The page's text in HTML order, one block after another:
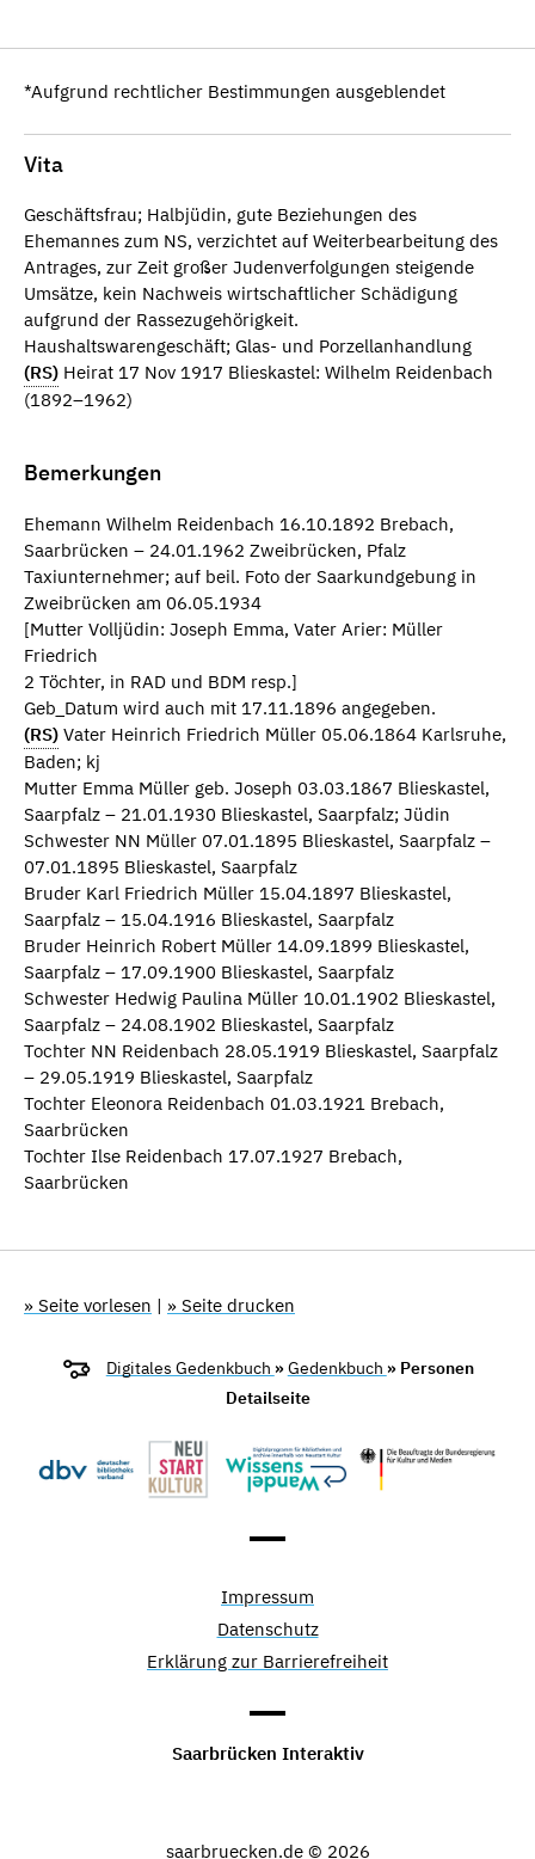
*Aufgrund rechtlicher Bestimmungen ausgeblendet
Vita
Geschäftsfrau; Halbjüdin, gute Beziehungen des
Ehemannes zum NS, verzichtet auf Weiterbearbeitung des
Antrages, zur Zeit großer Judenverfolgungen steigende
Umsätze, kein Nachweis wirtschaftlicher Schädigung
aufgrund der Rassezugehörigkeit.
Haushaltswarengeschäft; Glas- und Porzellanhandlung
(RS) Heirat 17 Nov 1917 Blieskastel: Wilhelm Reidenbach
(1892–1962)
Bemerkungen
Ehemann Wilhelm Reidenbach 16.10.1892 Brebach,
Saarbrücken – 24.01.1962 Zweibrücken, Pfalz
Taxiunternehmer; auf beil. Foto der Saarkundgebung in
Zweibrücken am 06.05.1934
[Mutter Volljüdin: Joseph Emma, Vater Arier: Müller
Friedrich
2 Töchter, in RAD und BDM resp.]
Geb_Datum wird auch mit 17.11.1896 angegeben.
(RS) Vater Heinrich Friedrich Müller 05.06.1864 Karlsruhe,
Baden; kj
Mutter Emma Müller geb. Joseph 03.03.1867 Blieskastel,
Saarpfalz – 21.01.1930 Blieskastel, Saarpfalz; Jüdin
Schwester NN Müller 07.01.1895 Blieskastel, Saarpfalz –
07.01.1895 Blieskastel, Saarpfalz
Bruder Karl Friedrich Müller 15.04.1897 Blieskastel,
Saarpfalz – 15.04.1916 Blieskastel, Saarpfalz
Bruder Heinrich Robert Müller 14.09.1899 Blieskastel,
Saarpfalz – 17.09.1900 Blieskastel, Saarpfalz
Schwester Hedwig Paulina Müller 10.01.1902 Blieskastel,
Saarpfalz – 24.08.1902 Blieskastel, Saarpfalz
Tochter NN Reidenbach 28.05.1919 Blieskastel, Saarpfalz
– 29.05.1919 Blieskastel, Saarpfalz
Tochter Eleonora Reidenbach 01.03.1921 Brebach,
Saarbrücken
Tochter Ilse Reidenbach 17.07.1927 Brebach,
Saarbrücken
» Seite vorlesen | » Seite drucken
Digitales Gedenkbuch »Gedenkbuch » Personen
Detailseite
Impressum
Datenschutz
Erklärung zur Barrierefreiheit
Saarbrücken Interaktiv
saarbruecken.de © 2026